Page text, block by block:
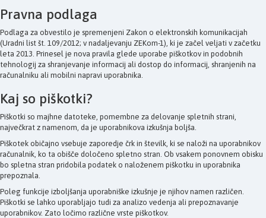
Pravna podlaga
Podlaga za obvestilo je spremenjeni Zakon o elektronskih komunikacijah
(Uradni list št. 109/2012; v nadaljevanju ZEKom-1), ki je začel veljati v začetku
leta 2013. Prinesel je nova pravila glede uporabe piškotkov in podobnih
tehnologij za shranjevanje informacij ali dostop do informacij, shranjenih na
računalniku ali mobilni napravi uporabnika.
Kaj so piškotki?
Piškotki so majhne datoteke, pomembne za delovanje spletnih strani,
največkrat z namenom, da je uporabnikova izkušnja boljša.
Piškotek običajno vsebuje zaporedje črk in številk, ki se naloži na uporabnikov
računalnik, ko ta obišče določeno spletno stran. Ob vsakem ponovnem obisku
bo spletna stran pridobila podatek o naloženem piškotku in uporabnika
prepoznala.
Poleg funkcije izboljšanja uporabniške izkušnje je njihov namen različen.
Piškotki se lahko uporabljajo tudi za analizo vedenja ali prepoznavanje
uporabnikov. Zato ločimo različne vrste piškotkov.